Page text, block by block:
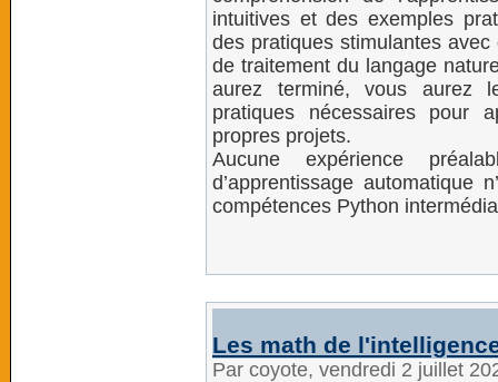
intuitives et des exemples
des pratiques stimulantes
de traitement du langage
aurez terminé, vous aurez
pratiques nécessaires pour
propres projets.
Aucune expérience
d’apprentissage automatique
compétences Python
Les math de
Par coyote, vendredi 2 juillet